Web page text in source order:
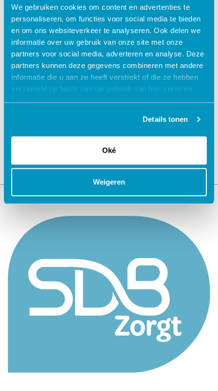
We gebruiken cookies om content en advertenties te
personaliseren, om functies voor social media te bieden
en om ons websiteverkeer te analyseren. Ook delen we
informatie over uw gebruik van onze site met onze
partners voor social media, adverteren en analyse. Deze
partners kunnen deze gegevens combineren met andere
informatie die u aan ze heeft verstrekt of die ze hebben
verzameld op basis van uw gebruik van hun services.
Details tonen
Oké
Weigeren
Jouw data veilig in de cloud